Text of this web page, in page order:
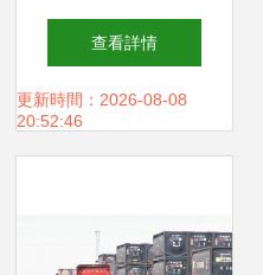
物運輸效率的關鍵
技術
查看詳情
更新時間：2026-08-08
20:52:46